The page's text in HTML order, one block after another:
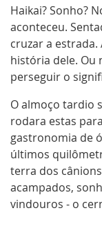
Haikai? Sonho?
aconteceu.
cruzar a
história dele. Ou
perseguir o
O almoço tardio
rodara estas
gastronomia de
últimos
terra dos
acampados,
vindouros - o